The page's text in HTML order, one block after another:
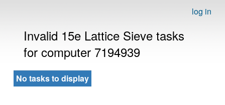
log in
Invalid 15e Lattice Sieve tasks
for computer 7194939
No tasks to display